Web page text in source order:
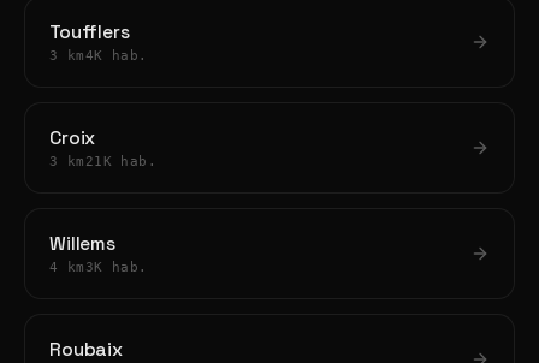
Toufflers
3 km4K hab.
Croix
3 km 21K hab.
Willems
4 km 3K hab.
Roubaix